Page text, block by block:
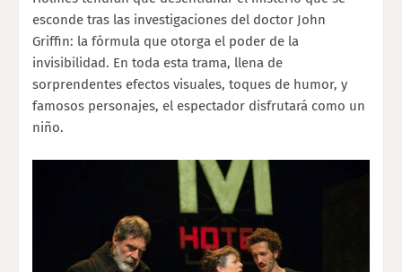
esconde tras las investigaciones del doctor John
Griffin: la fórmula que otorga el poder de la
invisibilidad. En toda esta trama, llena de
sorprendentes efectos visuales, toques de humor, y
famosos personajes, el espectador disfrutará como un
niño.